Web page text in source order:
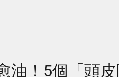
油！5個「頭